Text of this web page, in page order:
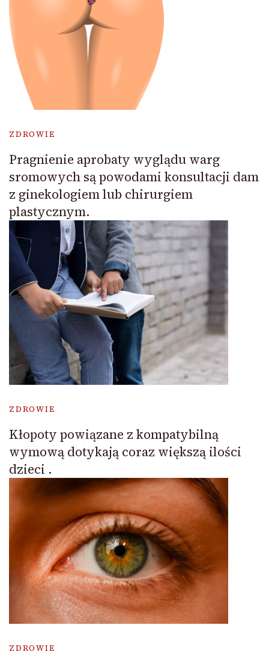
ZDROWIE
Pragnienie aprobaty wyglądu warg
sromowych są powodami konsultacji dam
z ginekologiem lub chirurgiem
plastycznym.
ZDROWIE
Kłopoty powiązane z kompatybilną
wymową dotykają coraz większą ilości
dzieci .
ZDROWIE